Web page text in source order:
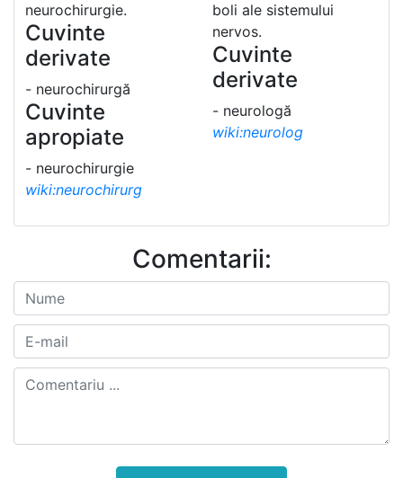
neurochirurgie.
Cuvinte
derivate
- neurochirurgă
Cuvinte
apropiate
- neurochirurgie
wiki:neurochirurg
boli ale sistemului
nervos.
Cuvinte
derivate
- neurologă
wiki:neurolog
Comentarii: